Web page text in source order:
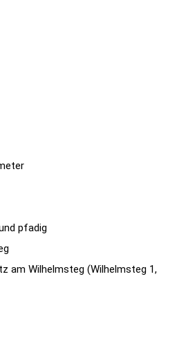
pfadig
am Wilhelmsteg (Wilhelmsteg 1,